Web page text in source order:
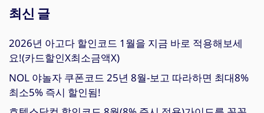
최신 글
2026년 아고다 할인코드 1월을 지금 바로 적용해보세
요!(카드할인X최소금액X)
NOL 야놀자 쿠폰코드 25년 8월-보고 따라하면 최대8%
최소5% 즉시 할인됨!